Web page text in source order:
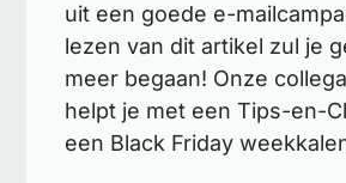
uit een goede e-
lezen van dit artikel zul je
meer begaan! Onze
helpt je met een Tips-en-
een Black Friday